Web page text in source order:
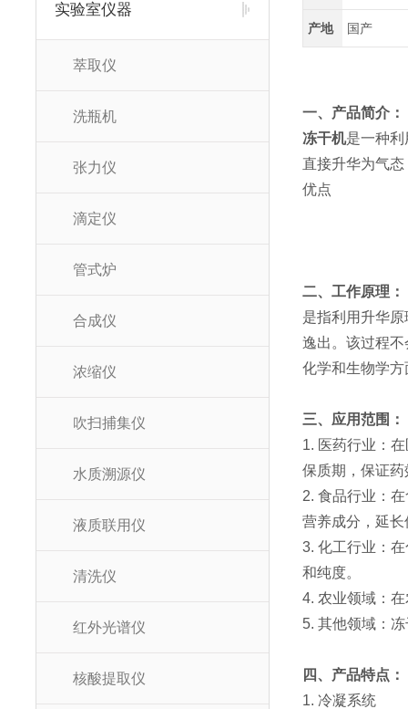
实验室仪器
萃取仪
洗瓶机
张力仪
滴定仪
管式炉
合成仪
浓缩仪
吹扫捕集仪
水质溯源仪
液质联用仪
清洗仪
红外光谱仪
核酸提取仪
产地 国产
一、产品简介：
冻干机是一种
直接升华为气
优点
二、工作原理：
是指利用升华
逸出。该过程
化学和生物学
三、应用范围：
1. ‌医药行业‌：
保质期，保证
2. ‌食品行业‌：
营养成分，延
3. ‌化工行业‌：
和纯度。
4. ‌农业领域‌：
5. ‌其他领域‌：
四、产品特点：
1. 冷凝系统